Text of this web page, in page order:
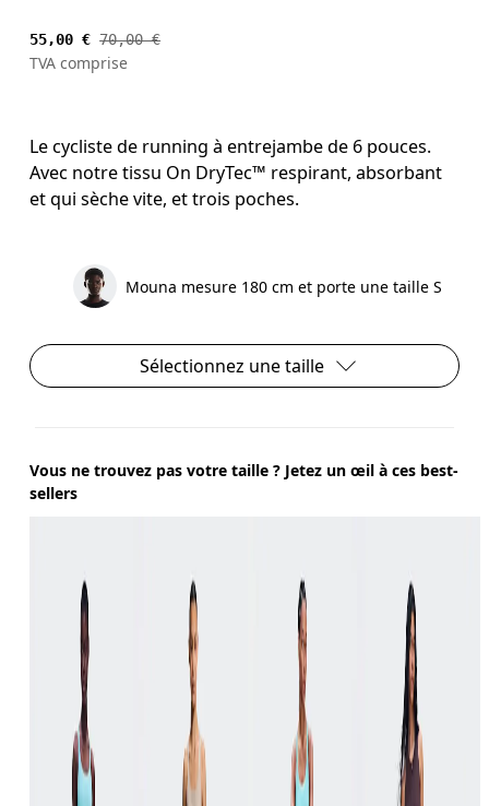
55,00 € 70,00 €
TVA comprise
Le cycliste de running à entrejambe de 6 pouces.
Avec notre tissu On DryTec™ respirant, absorbant
et qui sèche vite, et trois poches.
Mouna mesure 180 cm et porte une taille S
Sélectionnez une taille
Vous ne trouvez pas votre taille ? Jetez un œil à ces best-
sellers